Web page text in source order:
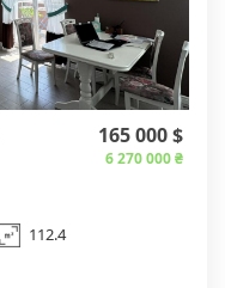
165 000 $
6 270 000 ₴
112.4